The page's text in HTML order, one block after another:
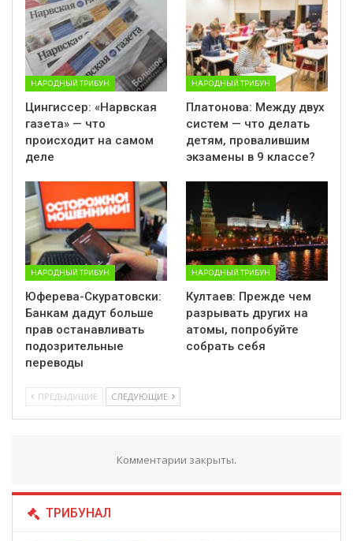
НАРОДНЫЙ ТРИБУН
Цингиссер: «Нарвская
газета» — что
происходит на самом
деле
НАРОДНЫЙ ТРИБУН
Платонова: Между двух
систем — что делать
детям, провалившим
экзамены в 9 классе?
НАРОДНЫЙ ТРИБУН
Юферева-Скуратовски:
Банкам дадут больше
прав останавливать
подозрительные
переводы
НАРОДНЫЙ ТРИБУН
Култаев: Прежде чем
разрывать других на
атомы, попробуйте
собрать себя
ПРЕДЫДУЩИЕ СЛЕДУЮЩИЕ
Комментарии закрыты.
ТРИБУНАЛ